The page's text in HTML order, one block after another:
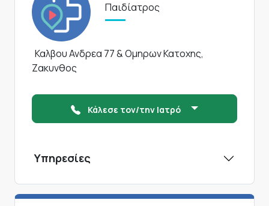
Παιδίατρος
Καλβου Ανδρεα 77 & Ομηρων Κατοχης,
Ζακυνθος
Κάλεσε τον/την Ιατρό
Υπηρεσίες